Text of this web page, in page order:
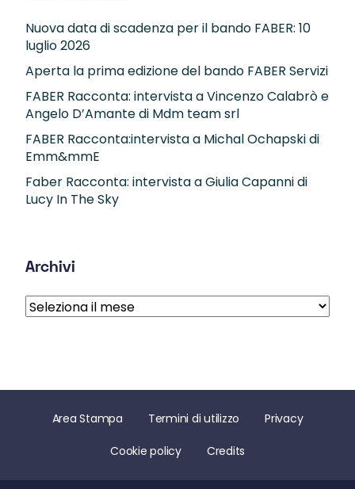
Nuova data di scadenza per il bando FABER: 10
luglio 2026
Aperta la prima edizione del bando FABER Servizi
FABER Racconta: intervista a Vincenzo Calabrò e
Angelo D’Amante di Mdm team srl
FABER Racconta:intervista a Michal Ochapski di
Emm&mmE
Faber Racconta: intervista a Giulia Capanni di
Lucy In The Sky
Archivi
Archivi
Area Stampa Termini di utilizzo Privacy
Cookie policy Credits